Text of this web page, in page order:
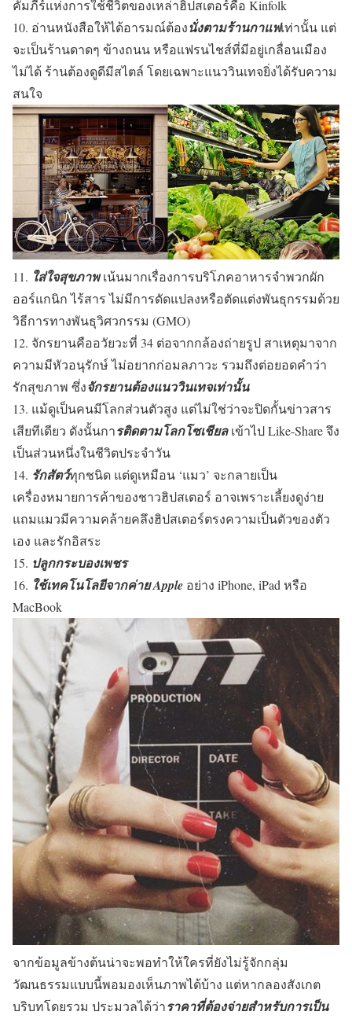
คัมภีร์แห่งการใช้ชีวิตของเหล่าฮิปสเตอร์คือ Kinfolk
10. อ่านหนังสือให้ได้อารมณ์ต้องนั่งตามร้านกาแฟเท่านั้น แต่
จะเป็นร้านดาดๆ ข้างถนน หรือแฟรนไชส์ที่มีอยู่เกลื่อนเมือง
ไม่ได้ ร้านต้องดูดีมีสไตล์ โดยเฉพาะแนววินเทจยิ่งได้รับความ
สนใจ
11. ใส่ใจสุขภาพเน้นมากเรื่องการบริโภคอาหารจำพวกผัก
ออร์แกนิก ไร้สาร ไม่มีการดัดแปลงหรือตัดแต่งพันธุกรรมด้วย
วิธีการทางพันธุวิศวกรรม (GMO)
12. จักรยานคืออวัยวะที่ 34 ต่อจากกล้องถ่ายรูป สาเหตุมาจาก
ความมีหัวอนุรักษ์ ไม่อยากก่อมลภาวะ รวมถึงต่อยอดคำว่า
รักสุขภาพ ซึ่งจักรยานต้องแนววินเทจเท่านั้น
13. แม้ดูเป็นคนมีโลกส่วนตัวสูง แต่ไม่ใช่ว่าจะปิดกั้นข่าวสาร
เสียทีเดียว ดังนั้นการติดตามโลกโซเชียลเข้าไป Like-Share จึง
เป็นส่วนหนึ่งในชีวิตประจำวัน
14. รักสัตว์ทุกชนิด แต่ดูเหมือน ‘แมว’ จะกลายเป็น
เครื่องหมายการค้าของชาวฮิปสเตอร์ อาจเพราะเลี้ยงดูง่าย
แถมแมวมีความคล้ายคลึงฮิปสเตอร์ตรงความเป็นตัวของตัว
เอง และรักอิสระ
15. ปลูกกระบองเพชร
16. ใช้เทคโนโลยีจากค่าย Apple อย่าง iPhone, iPad หรือ
MacBook
จากข้อมูลข้างต้นน่าจะพอทำให้ใครที่ยังไม่รู้จักกลุ่ม
วัฒนธรรมแบบนี้พอมองเห็นภาพได้บ้าง แต่หากลองสังเกต
บริบทโดยรวม ประมวลได้ว่าราคาที่ต้องจ่ายสำหรับการเป็น